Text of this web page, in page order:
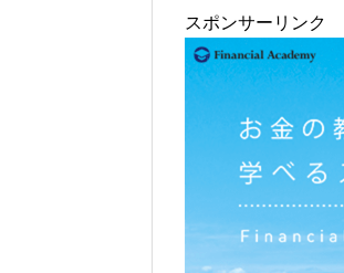
スポンサーリンク